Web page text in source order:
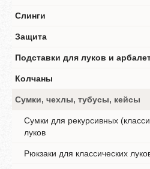
Слинги
Защита
Подставки для луков и
Колчаны
Сумки, чехлы, тубусы, кейсы
Сумки для рекурсивных
луков
Рюкзаки для классических